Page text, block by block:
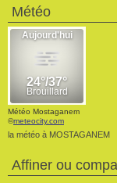
Météo
Météo Mostaganem
©meteocity.com
la météo à MOSTAGANEM
Affiner ou